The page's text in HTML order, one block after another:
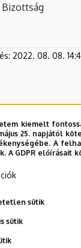
Bizottság
2022. 08. 08.
kiemelt
május 25. napjától
A
A GDPR
sütik
sütik